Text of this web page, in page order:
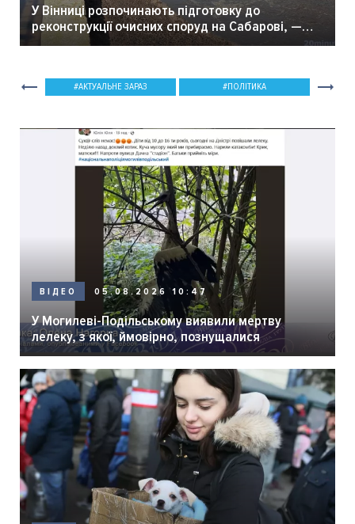
У Вінниці розпочинають підготовку до
реконструкції очисних споруд на Сабарові, —
мер Вінниці.
АКТУАЛЬНЕ ЗАРАЗ ПОЛІТИКА
ВІДЕО 05.08.2026 10:47
У Могилеві-Подільському виявили мертву
лелеку, з якої, ймовірно, познущалися